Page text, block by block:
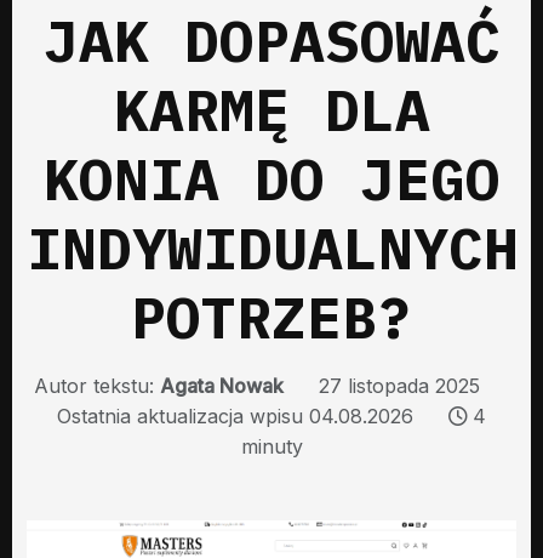
JAK DOPASOWAĆ
KARMĘ DLA
KONIA DO JEGO
INDYWIDUALNYCH
POTRZEB?
Autor tekstu: Agata Nowak
27 listopada 2025
Ostatnia aktualizacja wpisu 04.08.2026
4
minuty